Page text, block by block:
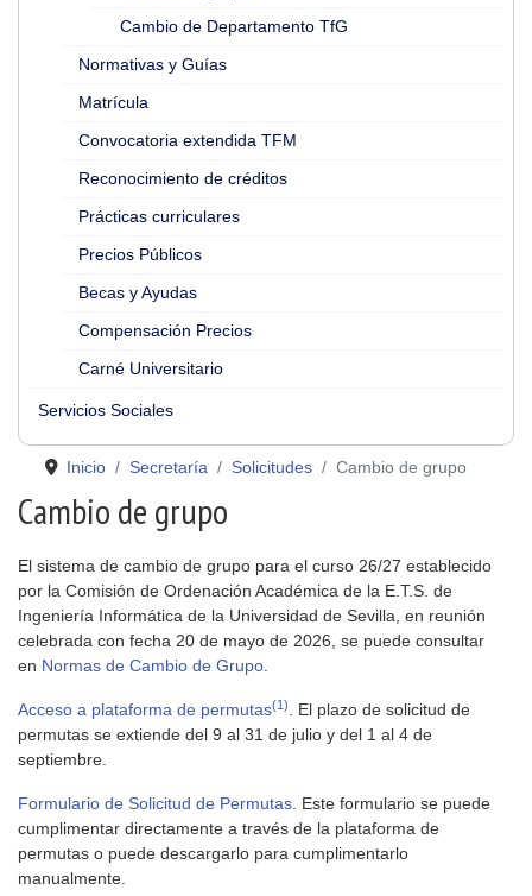
Cambio de Departamento TfG
Normativas y Guías
Matrícula
Convocatoria extendida TFM
Reconocimiento de créditos
Prácticas curriculares
Precios Públicos
Becas y Ayudas
Compensación Precios
Carné Universitario
Servicios Sociales
Inicio Secretaría Solicitudes Cambio de grupo
Cambio de grupo
El sistema de cambio de grupo para el curso 26/27 establecido
por la Comisión de Ordenación Académica de la E.T.S. de
Ingeniería Informática de la Universidad de Sevilla, en reunión
celebrada con fecha 20 de mayo de 2026, se puede consultar
en Normas de Cambio de Grupo
Acceso a plataforma de permutas(1)
. El plazo de solicitud de
permutas se extiende del 9 al 31 de julio y del 1 al 4 de
septiembre.
Formulario de Solicitud de Permutas . Este formulario se puede
cumplimentar directamente a través de la plataforma de
permutas o puede descargarlo para cumplimentarlo
manualmente.